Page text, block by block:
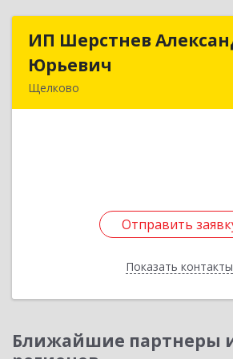
ИП Шерстнев
Юрьевич
Щелково
Отправить
Показать контакты
ИП Шерстнев
Отправить
Назад
Ближайшие партнеры